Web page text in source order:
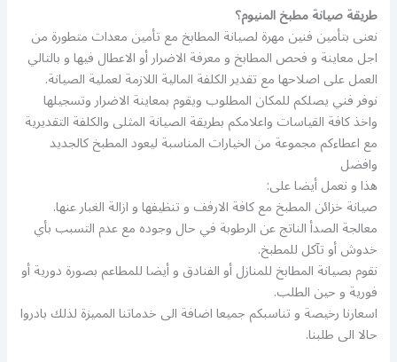
طريقة صيانة مطبخ المنيوم؟
نعنى بتأمين فنين مهرة لصيانة المطابخ مع تأمين معدات متطورة من
اجل معاينة و فحص المطابخ و معرفة الاضرار أو الاعطال فيها و بالتالي
العمل على اصلاحها مع تقدير الكلفة المالية اللازمة لعملية الصيانة.
نوفر فني يصلكم للمكان المطلوب ويقوم بمعاينة الاضرار وتسجيلها
واخذ كافة القياسات واعلامكم بطريقة الصيانة المثلى والكلفة التقديرية
مع اعطاءكم مجموعة من الخيارات المناسبة ليعود المطبخ كالجديد
وافضل
هذا و نعمل أيضا على:
صيانة خزائن المطبخ مع كافة الارفف و تنظيفها و ازالة الغبار عنها.
معالجة الصدأ الناتج عن الرطوبة في حال وجوده مع عدم التسبب بأي
خدوش أو تآكل للمطبخ.
نقوم بصيانة المطابخ للمنازل أو الفنادق و أيضا للمطاعم بصورة دورية أو
فورية و حين الطلب.
اسعارنا رخيصة و تناسبكم جميعا اضافة الى خدماتنا المميزة لذلك بادروا
حالا الى طلبنا.